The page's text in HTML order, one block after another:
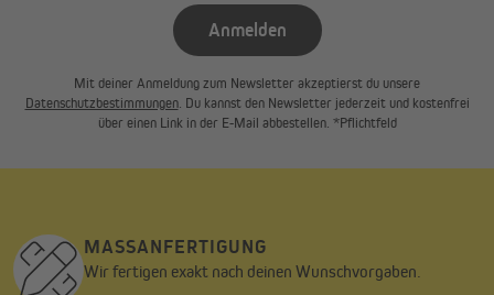
und ist in ungefähr 74 Trillionen verschiedenen Kombinationen
möglich. Dadurch wird die Sicherheit erheblich erhöht.
Anmelden
Mit deiner Anmeldung zum Newsletter akzeptierst du unsere
Datenschutzbestimmungen. Du kannst den Newsletter jederzeit und kostenfrei
über einen Link in der E-Mail abbestellen. *Pflichtfeld
MASSANFERTIGUNG
Wir fertigen exakt nach deinen Wunschvorgaben.